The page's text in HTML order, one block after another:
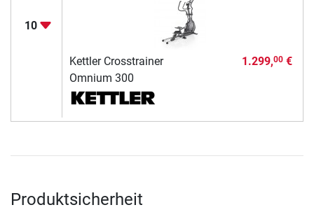
10
Kettler Crosstrainer
Omnium 300
1.299,00€
Produktsicherheit